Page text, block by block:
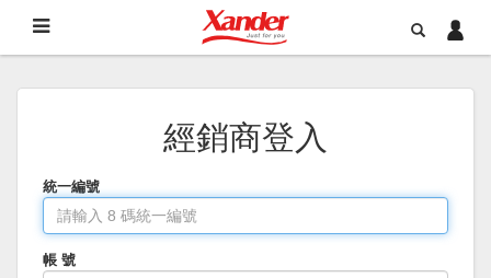
經銷商登入
統一編號
帳 號